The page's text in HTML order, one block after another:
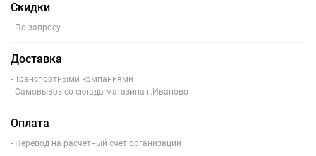
Скидки
- По запросу
Доставка
- Транспортными компаниями
- Самовывоз со склада магазина г.Иваново
Оплата
- Перевод на расчетный счет организации